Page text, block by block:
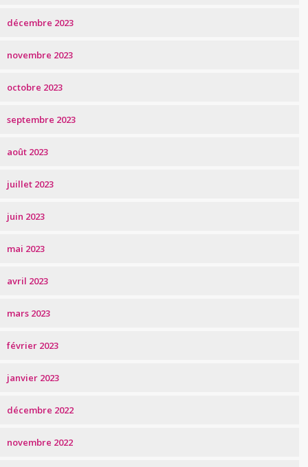
décembre 2023
novembre 2023
octobre 2023
septembre 2023
août 2023
juillet 2023
juin 2023
mai 2023
avril 2023
mars 2023
février 2023
janvier 2023
décembre 2022
novembre 2022